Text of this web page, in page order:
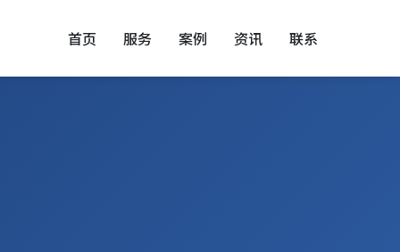
首页 服务 案例 资讯 联系